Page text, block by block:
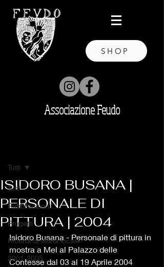
SHOP
Associazione Feudo
Tutti
Pubblicazioni
Progetti
Ricordi di storia locale
2001-2005
Tutti
ISIDORO BUSANA |
PERSONALE DI
PITTURA | 2004
Isidoro Busana - Personale di pittura in
mostra a Mel al Palazzo delle
Contesse dal 03 al 19 Aprile 2004